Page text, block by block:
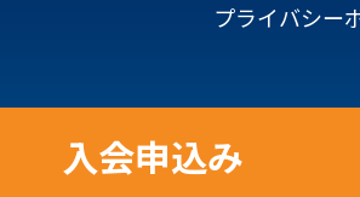
プライバシー
入会申込み